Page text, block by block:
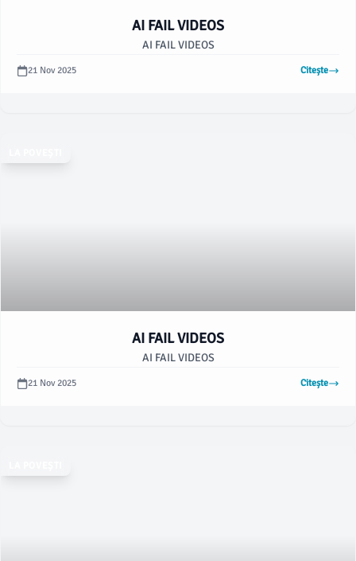
AI FAIL VIDEOS
AI FAIL VIDEOS
21 Nov 2025 Citește
AI FAIL VIDEOS
AI FAIL VIDEOS
21 Nov 2025 Citește